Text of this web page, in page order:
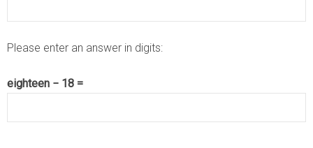
Please enter an answer in digits:
eighteen − 18 =